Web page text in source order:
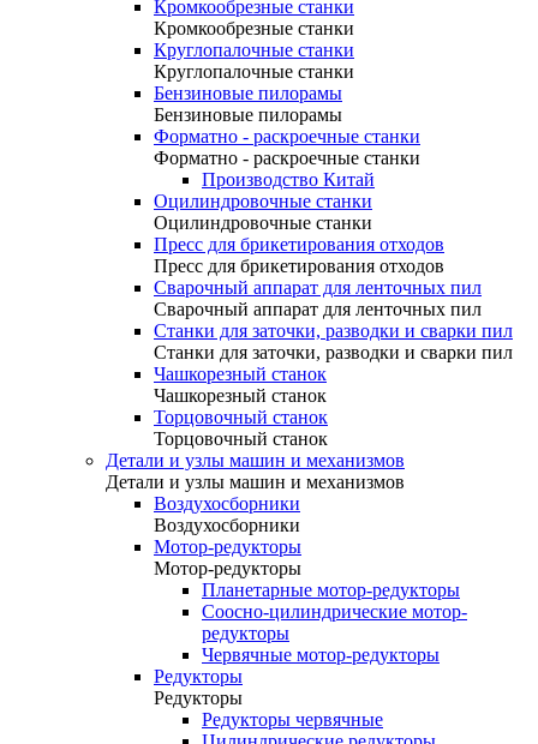
Кромкообрезные станки
Кромкообрезные станки
Круглопалочные станки
Круглопалочные станки
Бензиновые пилорамы
Бензиновые пилорамы
Форматно - раскроечные станки
Форматно - раскроечные станки
Производство Китай
Оцилиндровочные станки
Оцилиндровочные станки
Пресс для брикетирования отходов
Пресс для брикетирования отходов
Сварочный аппарат для ленточных пил
Сварочный аппарат для ленточных пил
Станки для заточки, разводки и сварки пил
Станки для заточки, разводки и сварки пил
Чашкорезный станок
Чашкорезный станок
Торцовочный станок
Торцовочный станок
Детали и узлы машин и механизмов
Детали и узлы машин и механизмов
Воздухосборники
Воздухосборники
Мотор-редукторы
Мотор-редукторы
Планетарные мотор-редукторы
Соосно-цилиндрические мотор-
редукторы
Червячные мотор-редукторы
Редукторы
Редукторы
Редукторы червячные